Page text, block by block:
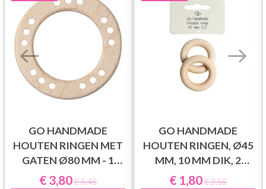
GO HANDMADE
HOUTEN RINGEN MET
GATEN Ø80 MM - 1
STUKS
€ 3,80€ 5,45
GO HANDMADE
HOUTEN RINGEN, Ø45
MM, 10 MM DIK, 2
STUKS
€ 1,80€ 2,55